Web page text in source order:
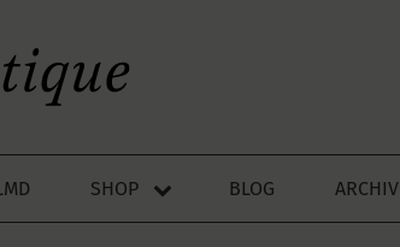
SHOP BLOG ARCHIV